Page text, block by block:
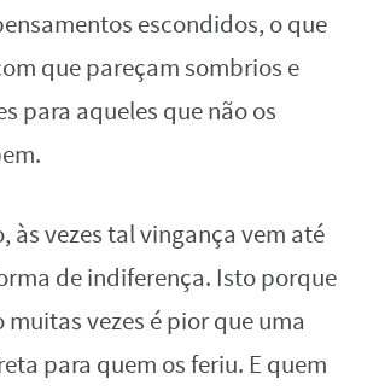
escondidos, o que
que pareçam sombrios e
para aqueles que não os
às vezes tal vingança vem até
de indiferença. Isto porque
muitas vezes é pior que uma
para quem os feriu. E quem